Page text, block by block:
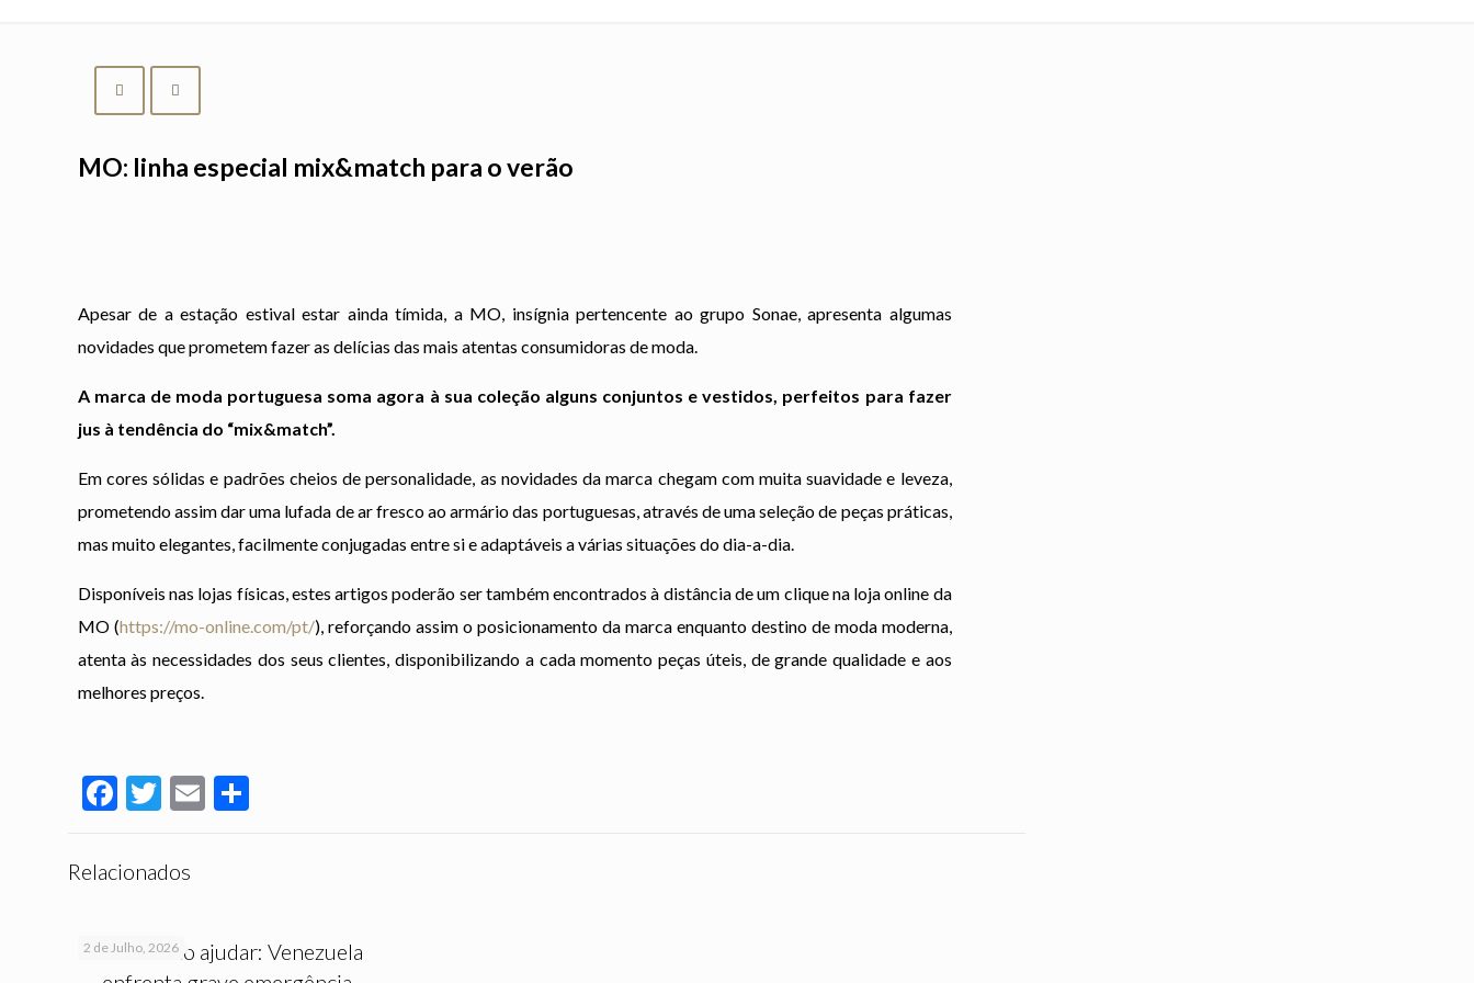
MO: linha especial mix&match para o verão
Apesar de a estação estival estar ainda tímida, a MO, insígnia pertencente ao grupo Sonae, apresenta algumas
novidades que prometem fazer as delícias das mais atentas consumidoras de moda.
A marca de moda portuguesa soma agora à sua coleção alguns conjuntos e vestidos, perfeitos para fazer
jus à tendência do “mix&match”.
Em cores sólidas e padrões cheios de personalidade, as novidades da marca chegam com muita suavidade e leveza,
prometendo assim dar uma lufada de ar fresco ao armário das portuguesas, através de uma seleção de peças práticas,
mas muito elegantes, facilmente conjugadas entre si e adaptáveis a várias situações do dia-a-dia.
Disponíveis nas lojas físicas, estes artigos poderão ser também encontrados à distância de um clique na loja online da
MO (https://mo-online.com/pt/), reforçando assim o posicionamento da marca enquanto destino de moda moderna,
atenta às necessidades dos seus clientes, disponibilizando a cada momento peças úteis, de grande qualidade e aos
melhores preços.
Facebook
Twitter
EmailPartilhar
Relacionados
2 de Julho, 2026
Saiba como ajudar: Venezuela